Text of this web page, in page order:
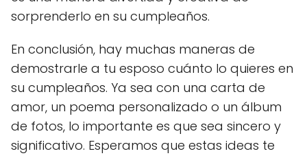
sorprenderlo en su cumpleaños.
En conclusión, hay muchas maneras de
demostrarle a tu esposo cuánto lo quieres en
su cumpleaños. Ya sea con una carta de
amor, un poema personalizado o un álbum
de fotos, lo importante es que sea sincero y
significativo. Esperamos que estas ideas te